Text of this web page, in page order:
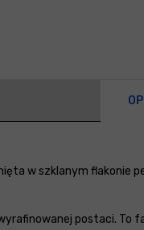
w szklanym flakonie
postaci.